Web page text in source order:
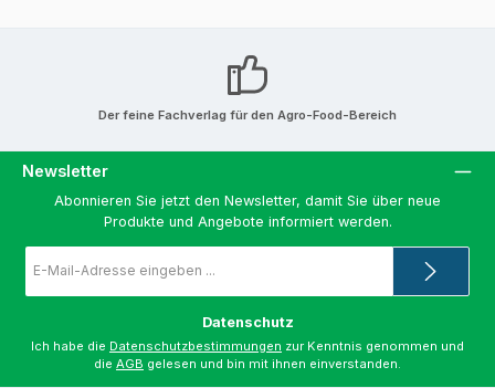
Der feine Fachverlag für den Agro-Food-Bereich
Newsletter
Abonnieren Sie jetzt den Newsletter, damit Sie über neue
Produkte und Angebote informiert werden.
Mail-
*
Datenschutz
Ich habe die Datenschutzbestimmungen zur Kenntnis genommen und
die AGB gelesen und bin mit ihnen einverstanden.